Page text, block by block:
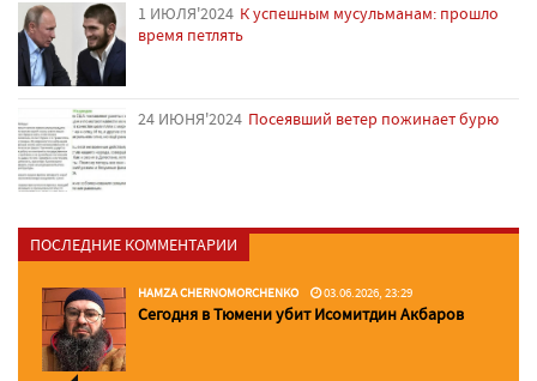
1 ИЮЛЯ'2024 К успешным мусульманам: прошло
время петлять
24 ИЮНЯ'2024 Посеявший ветер пожинает бурю
ПОСЛЕДНИЕ КОММЕНТАРИИ
HAMZA CHERNOMORCHENKO 03.06.2026, 23:29
Сегодня в Тюмени убит Исомитдин Акбаров